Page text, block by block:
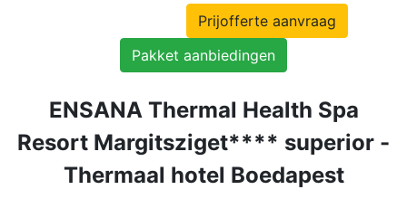
Prijofferte aanvraag
Pakket aanbiedingen
ENSANA Thermal Health Spa
Resort Margitsziget**** superior -
Thermaal hotel Boedapest